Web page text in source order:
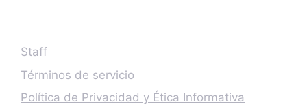
Staff
Términos de servicio
Política de Privacidad y Ética Informativa